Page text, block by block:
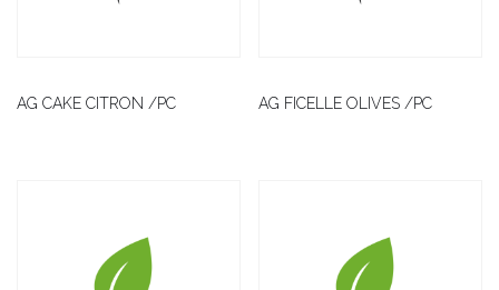
AG CAKE CITRON /PC AG FICELLE OLIVES /PC